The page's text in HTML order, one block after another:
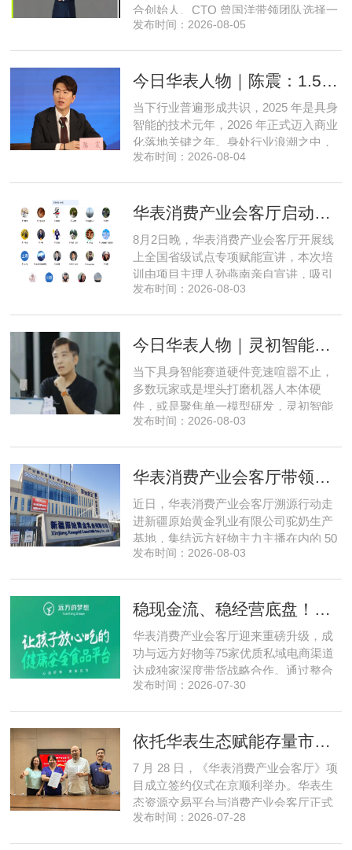
合创始人、CTO 曾国洋带领团队选择一
条小众赛道：深耕端侧轻量化大模型，
的技术深耕与严谨的工程思维，走出国
布局中，自然流畅的全模态
发布时间：2026-08-05
今日华表人物｜陈震：1.5 亿资金赋能，享刻解锁餐饮机器人规模化
当下行业普遍形成共识，2025 年是具身
智能的技术元年，2026 年正式迈入商业
化落地关键之年。身处行业浪潮之中，
享刻智能创始人、CEO 陈震表示，当前
长久，这也是享刻智能自创立之初便坚
创始人、CEO 陈震纵观当前具
发布时间：2026-08-04
华表消费产业会客厅启动全国省级试点招募，首次线上宣讲会圆满举办
8月2日晚，华表消费产业会客厅开展线
上全国省级试点专项赋能宣讲，本次培
训由项目主理人孙燕南亲自宣讲，吸引
了来自贵州、河北、北京、天津、常
间盘活、私域变现、稳现金流搭建、试
现状，深度剖析行业双重发展困境
发布时间：2026-08-03
今日华表人物｜灵初智能CEO王启斌：押注千万级数据解锁具身智能质变
当下具身智能赛道硬件竞速喧嚣不止，
多数玩家或是埋头打磨机器人本体硬
件，或是聚焦单一模型研发，灵初智能
自创立之初便守住初心，以自研操作大
能创始人王启斌，拆解其从创立第一天
数据规模才是决定行业拐点的核心
发布时间：2026-08-03
华表消费产业会客厅带领私域直播团队走进新疆原始黄金乳业，溯源新疆好驼奶
近日，华表消费产业会客厅溯源行动走
进新疆原始黄金乳业有限公司驼奶生产
基地，集结远方好物主力主播在内的 50
位头部私域主播组团深入工厂一线实地
源同步联动，以沉浸式实景打卡、全流
式，全方位拆解新疆优质驼奶
发布时间：2026-08-03
稳现金流、稳经营底盘！华表消费产业会客厅携手75家头部私域电商渠道赋能地产存量空间，打造消费产业新基建
华表消费产业会客厅迎来重磅升级，成
功与远方好物等75家优质私域电商渠道
达成独家深度带货战略合作。通过整合
全网顶尖私域资源，项目搭建起全国性
矩阵，核心竞争力与行业影响力实现跨
实体经济长效发展注入全新动能
发布时间：2026-07-30
依托华表生态赋能存量市场《华表消费产业会客厅》项目签约落地
7 月 28 日，《华表消费产业会客厅》项
目成立签约仪式在京顺利举办。华表生
态资源交易平台与消费产业会客厅正式
签署合作协议，标志着立足华表生态资
发布时间：2026-07-28